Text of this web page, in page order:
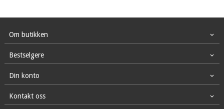
Om butikken
Bestselgere
Din konto
Kontakt oss